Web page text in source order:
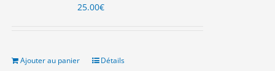
25.00€
Ajouter au panier Détails